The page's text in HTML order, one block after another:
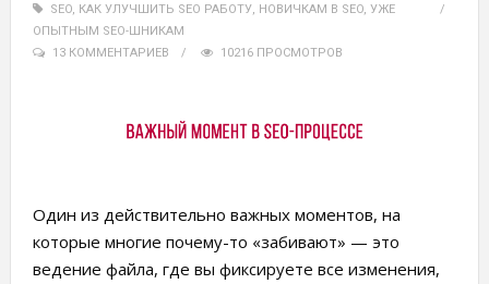
SEO, КАК УЛУЧШИТЬ SEO РАБОТУ, НОВИЧКАМ В SEO, УЖЕ
ОПЫТНЫМ SEO-ШНИКАМ
13 КОММЕНТАРИЕВ
10216 ПРОСМОТРОВ
Один из действительно важных моментов, на
которые многие почему-то «забивают» — это
ведение файла, где вы фиксируете все изменения,